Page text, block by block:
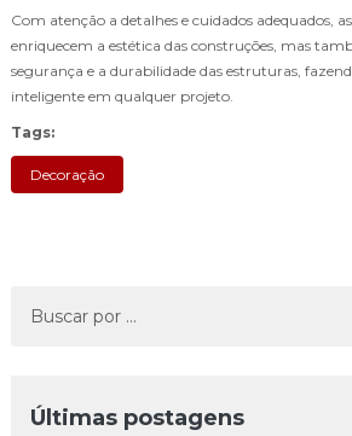
Com atenção a detalhes e cuidados adequados,
enriquecem a estética das construções, mas
segurança e a durabilidade das estruturas,
inteligente em qualquer projeto.
Tags:
Decoração
Últimas postagens